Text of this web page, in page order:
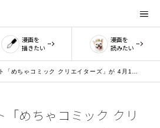
漫画を
描きたい
漫画を
読みたい
「めちゃコミック クリ